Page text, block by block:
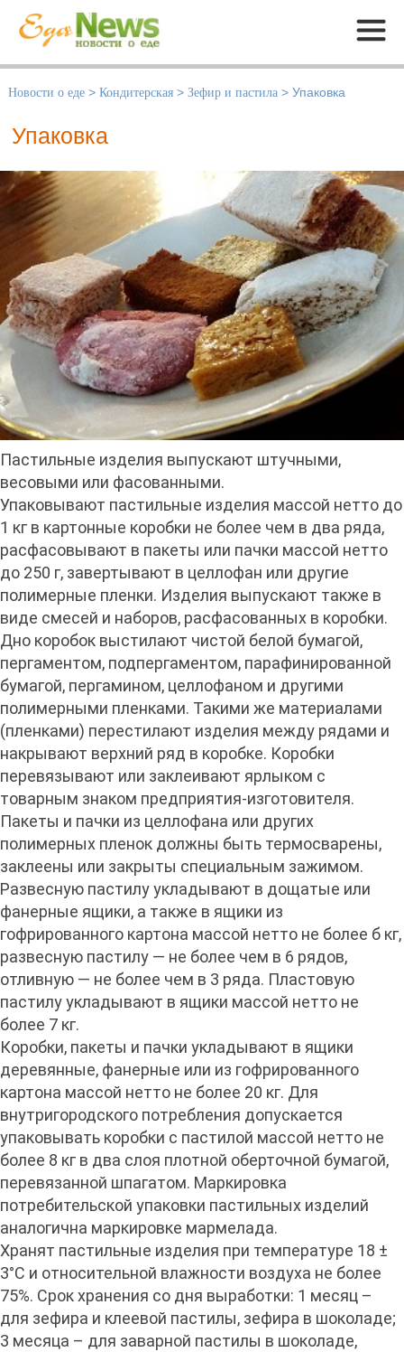
Меню
Новости о еде > Кондитерская > Зефир и пастила > Упаковка
Упаковка
Пастильные изделия выпускают штучными,
весовыми или фасованными.
Упаковывают пастильные изделия массой нетто до
1 кг в картонные коробки не более чем в два ряда,
расфасовывают в пакеты или пачки массой нетто
до 250 г, завертывают в целлофан или другие
полимерные пленки. Изделия выпускают также в
виде смесей и наборов, расфасованных в коробки.
Дно коробок выстилают чистой белой бумагой,
пергаментом, подпергаментом, парафинированной
бумагой, пергамином, целлофаном и другими
полимерными пленками. Такими же материалами
(пленками) перестилают изделия между рядами и
накрывают верхний ряд в коробке. Коробки
перевязывают или заклеивают ярлыком с
товарным знаком предприятия-изготовителя.
Пакеты и пачки из целлофана или других
полимерных пленок должны быть термосварены,
заклеены или закрыты специальным зажимом.
Развесную пастилу укладывают в дощатые или
фанерные ящики, а также в ящики из
гофрированного картона массой нетто не более б кг,
развесную пастилу — не более чем в 6 рядов,
отливную — не более чем в 3 ряда. Пластовую
пастилу укладывают в ящики массой нетто не
более 7 кг.
Коробки, пакеты и пачки укладывают в ящики
деревянные, фанерные или из гофрированного
картона массой нетто не более 20 кг. Для
внутригородского потребления допускается
упаковывать коробки с пастилой массой нетто не
более 8 кг в два слоя плотной оберточной бумагой,
перевязанной шпагатом. Маркировка
потребительской упаковки пастильных изделий
аналогична маркировке мармелада.
Хранят пастильные изделия при температуре 18 ±
3°С и относительной влажности воздуха не более
75%. Срок хранения со дня выработки: 1 месяц –
для зефира и клеевой пастилы, зефира в шоколаде;
3 месяца – для заварной пастилы в шоколаде,